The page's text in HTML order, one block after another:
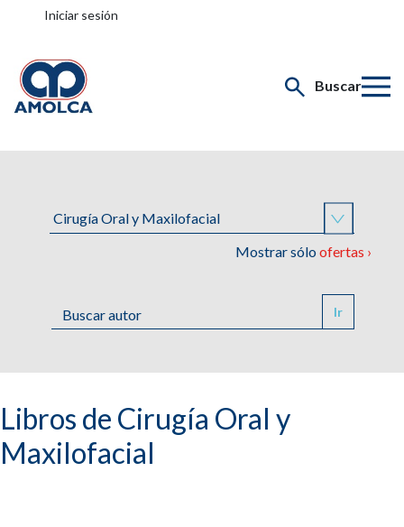
Iniciar sesión
Buscar
Mostrar sóloofertas ›
Ir
Libros de Cirugía Oral y
Maxilofacial